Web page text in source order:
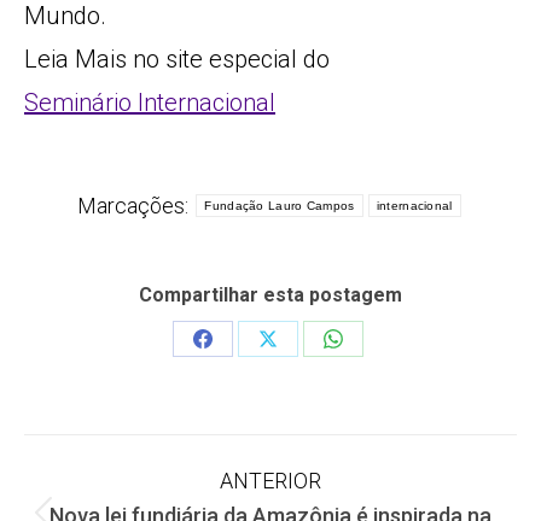
Mundo.
Leia Mais no site especial do
Seminário Internacional
Marcações: Fundação Lauro Campos internacional
Compartilhar esta postagem
Share
Share
Share
Navegação
ANTERIOR
Nova lei fundiária da Amazônia é inspirada na